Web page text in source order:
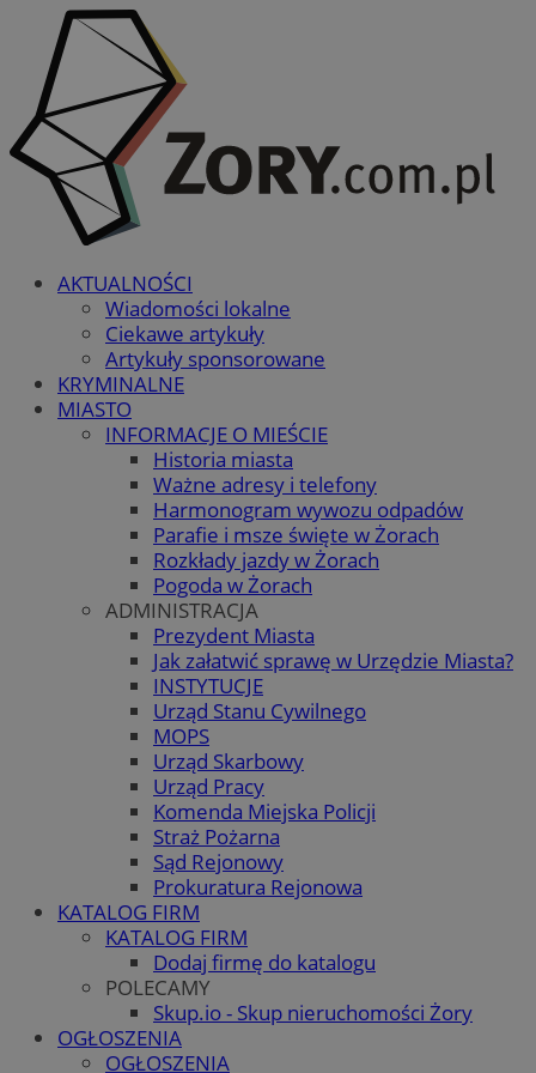
AKTUALNOŚCI
Wiadomości lokalne
Ciekawe artykuły
Artykuły sponsorowane
KRYMINALNE
MIASTO
INFORMACJE O MIEŚCIE
Historia miasta
Ważne adresy i telefony
Harmonogram wywozu odpadów
Parafie i msze święte w Żorach
Rozkłady jazdy w Żorach
Pogoda w Żorach
ADMINISTRACJA
Prezydent Miasta
Jak załatwić sprawę w Urzędzie Miasta?
INSTYTUCJE
Urząd Stanu Cywilnego
MOPS
Urząd Skarbowy
Urząd Pracy
Komenda Miejska Policji
Straż Pożarna
Sąd Rejonowy
Prokuratura Rejonowa
KATALOG FIRM
KATALOG FIRM
Dodaj firmę do katalogu
POLECAMY
Skup.io - Skup nieruchomości Żory
OGŁOSZENIA
OGŁOSZENIA